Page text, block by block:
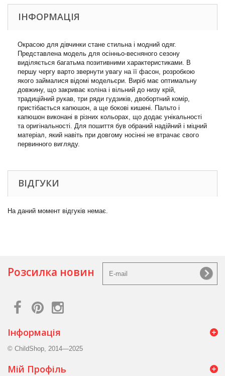
ІНФОРМАЦІЯ
Окрасою для дівчинки стане стильна і модний одяг.
Представлена ​​модель для осінньо-весняного сезону
виділяється багатьма позитивними характеристиками. В
першу чергу варто звернути увагу на її фасон, розробкою
якого займалися відомі модельєри. Виріб має оптимальну
довжину, що закриває коліна і вільний до низу крій,
традиційний рукав, три ряди гудзиків, двобортний комір,
пристібається капюшон, а ще бокові кишені. Пальто і
капюшон виконані в різних кольорах, що додає унікальності
та оригінальності. Для пошиття був обраний надійний і міцний
матеріал, який навіть при довгому носінні не втрачає свого
первинного вигляду.
ВІДГУКИ
На даний момент відгуків немає.
Розсилка новин
Інформація
© ChildShop, 2014—2025
Мій Профіль